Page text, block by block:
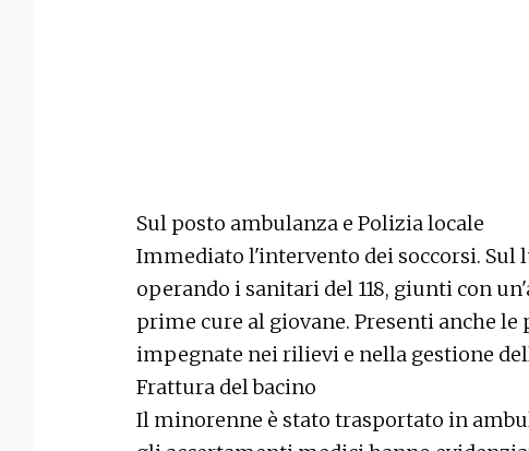
Sul posto ambulanza e Polizia locale
Immediato l'intervento dei soccorsi. Sul
operando i sanitari del 118, giunti con
prime cure al giovane. Presenti anche
impegnate nei rilievi e nella gestione
Frattura del bacino
Il minorenne è stato trasportato in